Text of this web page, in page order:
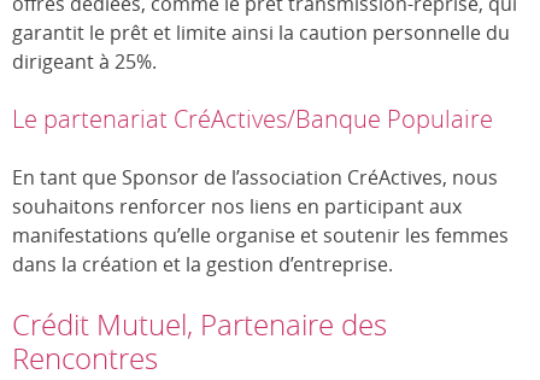
garantit le prêt et limite ainsi la caution personnelle du
dirigeant à 25%.
Le partenariat CréActives/Banque Populaire
En tant que Sponsor de l’association CréActives, nous
souhaitons renforcer nos liens en participant aux
manifestations qu’elle organise et soutenir les femmes
dans la création et la gestion d’entreprise.
Crédit Mutuel, Partenaire des
Rencontres